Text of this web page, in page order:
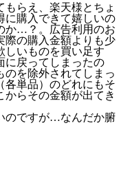
らえ、楽天様とちょ
に購入できて嬉しいの
か…？。広告利用のお
際の購入金額よりも少
しいものを買い足す
に戻ってしまったの
のを除外されてしまっ
各単品）のどれにもそ
らその金額が出てき
のですが…なんだか腑